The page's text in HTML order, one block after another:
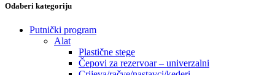
Odaberi kategoriju
Putnički program
Alat
Plastične stege
Čepovi za rezervoar – univerzalni